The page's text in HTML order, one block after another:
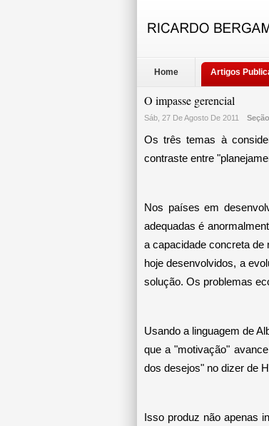
Home Artigos
O impasse gerencial
Sáb, 27 De Agosto De 2011
Os três temas à
contraste entre
Nos países em
adequadas é
a capacidade concreta de
hoje desenvolvidos, a
solução. Os problemas
Usando a linguagem de
que a "motivação"
dos desejos" no dizer de
Isso produz não apenas